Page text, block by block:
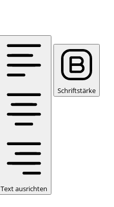
Text ausrichten
Schriftstärke